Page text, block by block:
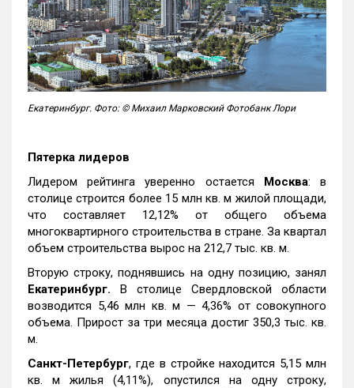
Екатеринбург. Фото: © Михаил Марковский Фотобанк Лори
Пятерка лидеров
Лидером рейтинга уверенно остается Москва: в
столице строится более 15 млн кв. м жилой площади,
что составляет 12,12% от общего объема
многоквартирного строительства в стране. За квартал
объем строительства вырос на 212,7 тыс. кв. м.
Вторую строку, поднявшись на одну позицию, занял
Екатеринбург. В столице Свердловской области
возводится 5,46 млн кв. м — 4,36% от совокупного
объема. Прирост за три месяца достиг 350,3 тыс. кв.
м.
Санкт-Петербург, где в стройке находится 5,15 млн
кв. м жилья (4,11%), опустился на одну строку,